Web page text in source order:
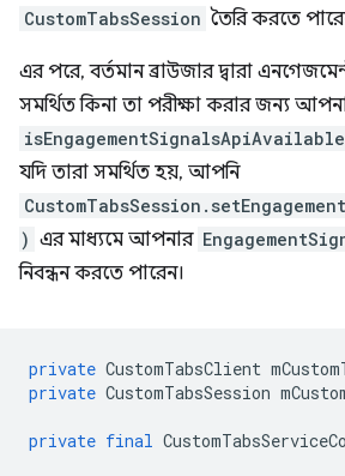
CustomTabsSession তৈরি করতে
এর পরে, বর্তমান ব্রাউজার দ্বারা
সমর্থিত কিনা তা পরীক্ষা করার জন্য
যদি তারা সমর্থিত হয়, আপনি
) এর মাধ্যমে আপনার
নিবন্ধন করতে পারেন।
private CustomTabsClient
private CustomTabsSession
private final